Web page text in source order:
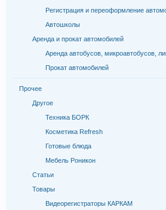
Регистрация и переоформление
Автошколы
Аренда и прокат автомобилей
Аренда автобусов, микроавтобусов,
Прокат автомобилей
Прочее
Другое
Техника БОРК
Косметика Refresh
Готовые блюда
Мебель Роникон
Статьи
Товары
Видеорегистраторы КАРКАМ